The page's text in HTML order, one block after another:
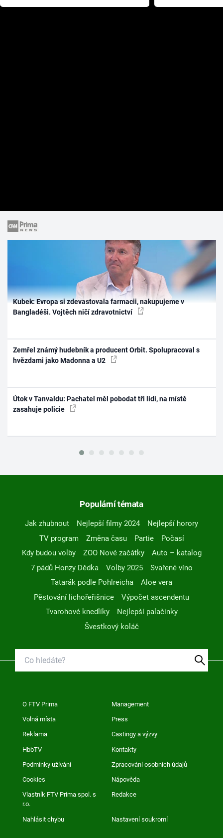
Pottera přišla s ráznou
přichází s
Kubek: Evropa si zdevastovala farmacii, nakupujeme v
Bangladéši. Vojtěch ničí zdravotnictví
Zemřel známý hudebník a producent Orbit. Spolupracoval s
hvězdami jako Madonna a U2
Útok v Tanvaldu: Pachatel měl pobodat tři lidi, na místě
zasahuje policie
Populární témata
Jak zhubnout Nejlepší filmy 2024
Nejlepší horory
TV program
Změna času Partie
Počasí
Kdy budou volby
ZOO Nové začátky
Auto – katalog
7 pádů Honzy Dědka
Volby 2025
Svařené víno
Tatarák podle Pohlreicha
Aloe vera
Pěstování lichořeřišnice
Výpočet ascendentu
Tvarohové knedlíky
Nejlepší palačinky
Švestkový koláč
O FTV Prima Management
Volná místa Press
Reklama Castingy a výzvy
HbbTV Kontakty
Podmínky užívání Zpracování osobních údajů
Cookies Nápověda
Vlastník FTV Prima spol. s
r.o.
Redakce
Nahlásit chybu Nastavení soukromí